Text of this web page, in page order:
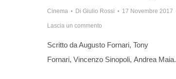
Cinema Di Giulio Rossi 17 Novembre 2017
Lascia un commento
Scritto da Augusto Fornari, Tony
Fornari, Vincenzo Sinopoli, Andrea Maia.